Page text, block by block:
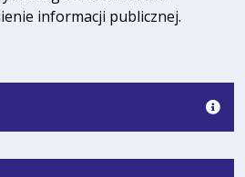
informacji publicznej.